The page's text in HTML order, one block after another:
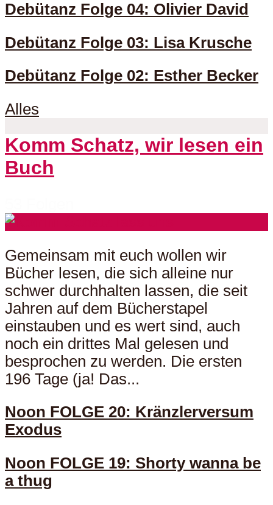
Debütanz Folge 04: Olivier David
Debütanz Folge 03: Lisa Krusche
Debütanz Folge 02: Esther Becker
Alles
Komm Schatz, wir lesen ein
Buch
Gemeinsam mit euch wollen wir
Bücher lesen, die sich alleine nur
schwer durchhalten lassen, die seit
Jahren auf dem Bücherstapel
einstauben und es wert sind, auch
noch ein drittes Mal gelesen und
besprochen zu werden. Die ersten
196 Tage (ja! Das...
Noon FOLGE 20: Kränzlerversum
Exodus
Noon FOLGE 19: Shorty wanna be
a thug